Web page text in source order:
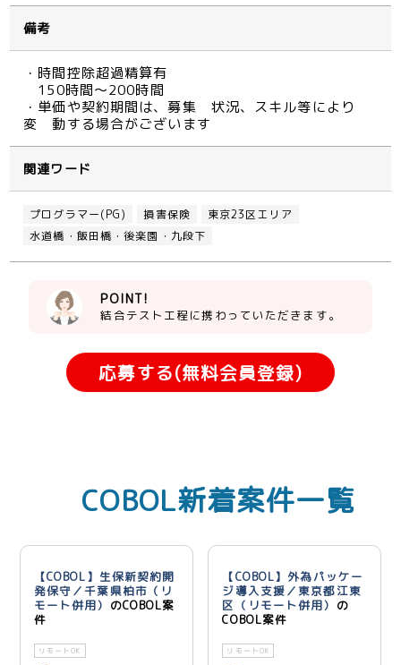
備考
・時間控除超過精算有
150時間～200時間
・単価や契約期間は、募集 状況、スキル等により
変 動する場合がございます
関連ワード
プログラマー(PG) 損害保険
東京23区エリア
水道橋・飯田橋・後楽園・九段下
POINT!
結合テスト工程に携わっていただきます。
応募する(無料会員登録)
COBOL新着案件一覧
【COBOL】生保新契約開
発保守／千葉県柏市（リ
モート併用） のCOBOL案
件
リモートOK
【COBOL】外為パッケー
ジ導入支援／東京都江東
区（リモート併用） の
COBOL案件
リモートOK